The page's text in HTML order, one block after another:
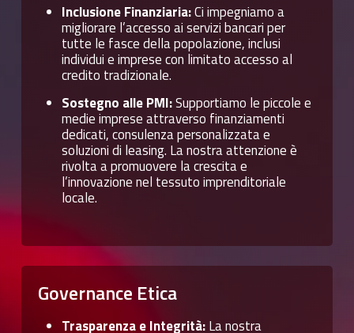
Inclusione Finanziaria:Ci impegniamo a
migliorare l’accesso ai servizi bancari per
tutte le fasce della popolazione, inclusi
individui e imprese con limitato accesso al
credito tradizionale.
Sostegno alle PMI:Supportiamo le piccole e
medie imprese attraverso finanziamenti
dedicati, consulenza personalizzata e
soluzioni di leasing. La nostra attenzione è
rivolta a promuovere la crescita e
l’innovazione nel tessuto imprenditoriale
locale.
Governance Etica
Trasparenza e Integrità:La nostra